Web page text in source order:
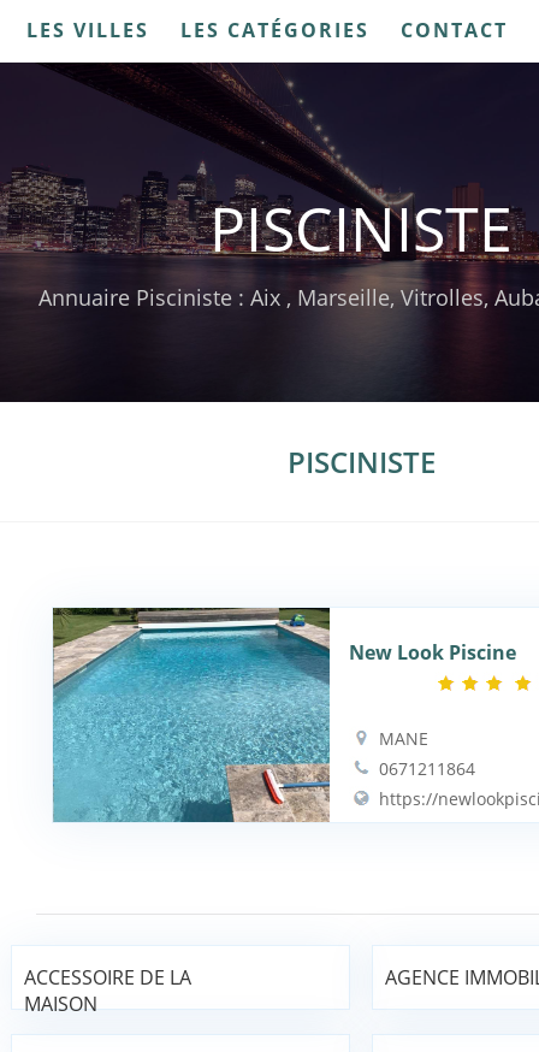
LES VILLES LES CATÉGORIES CONTACT
PISCINISTE
Annuaire Pisciniste : Aix , Marseille, Vitrolles,
PISCINISTE
New Look Piscine
MANE
0671211864
https://
ACCESSOIRE DE LA
MAISON
AGENCE